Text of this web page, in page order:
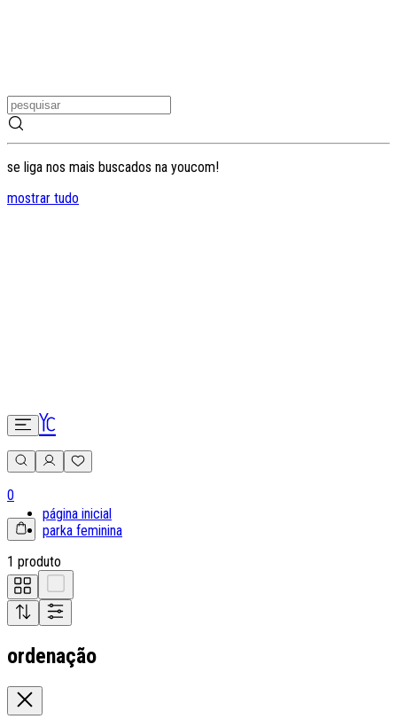
se liga nos mais buscados na youcom!
mostrar tudo
0
página inicial
parka feminina
1 produto
ordenação